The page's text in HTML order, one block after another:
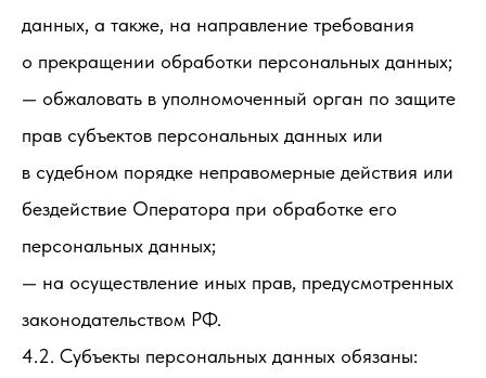
данных, а также, на направление требования
о прекращении обработки персональных данных;
— обжаловать в уполномоченный орган по защите
прав субъектов персональных данных или
в судебном порядке неправомерные действия или
бездействие Оператора при обработке его
персональных данных;
— на осуществление иных прав, предусмотренных
законодательством РФ.
4.2. Субъекты персональных данных обязаны: